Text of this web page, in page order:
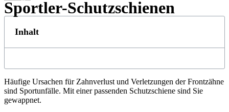
Sportler-Schutzschienen
Inhalt
Häufige Ursachen für Zahnverlust und Verletzungen der Frontzähne
sind Sportunfälle. Mit einer passenden Schutzschiene sind Sie
gewappnet.